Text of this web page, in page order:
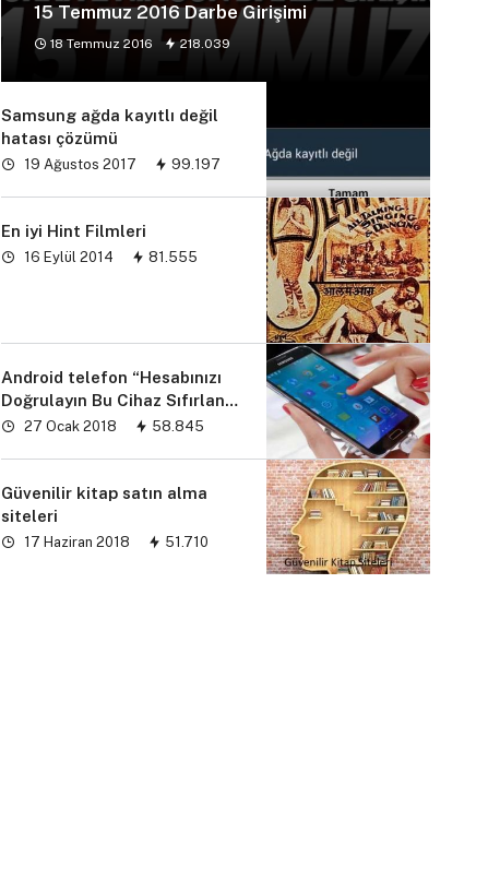
15 Temmuz 2016 Darbe Girişimi
18 Temmuz 2016 218.039
Samsung ağda kayıtlı değil
hatası çözümü
19 Ağustos 2017 99.197
En iyi Hint Filmleri
16 Eylül 2014 81.555
Android telefon “Hesabınızı
Doğrulayın Bu Cihaz Sıfırlandı
sorunu” çözümü
27 Ocak 2018 58.845
Güvenilir kitap satın alma
siteleri
17 Haziran 2018 51.710